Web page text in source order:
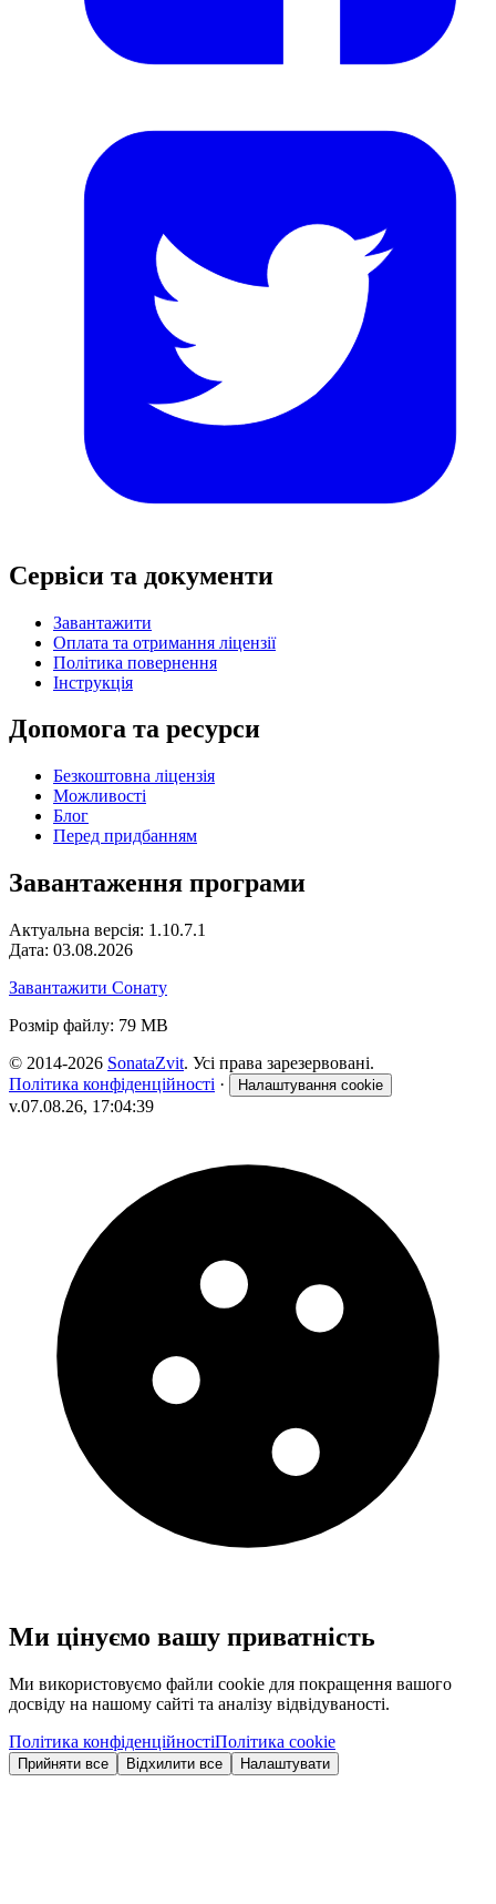
Сервіси та документи
Завантажити
Оплата та отримання ліцензії
Політика повернення
Інструкція
Допомога та ресурси
Безкоштовна ліцензія
Можливості
Блог
Перед придбанням
Завантаження програми
Актуальна версія: 1.10.7.1
Дата: 03.08.2026
Завантажити Сонату
Розмір файлу: 79 MB
© 2014-2026 SonataZvit. Усі права зарезервовані.
Політика конфіденційності · Налаштування cookie
v.07.08.26, 17:04:39
Ми цінуємо вашу приватність
Ми використовуємо файли cookie для покращення вашого
досвіду на нашому сайті та аналізу відвідуваності.
Політика конфіденційностіПолітика cookie
Прийняти все Відхилити все Налаштувати